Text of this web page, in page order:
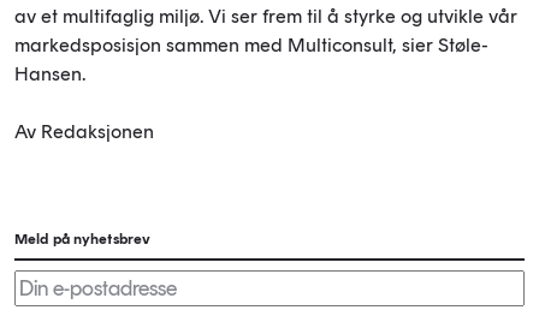
av et multifaglig miljø. Vi ser frem til å styrke og utvikle vår
markedsposisjon sammen med Multiconsult, sier Støle-
Hansen.
Av Redaksjonen
Meld på nyhetsbrev